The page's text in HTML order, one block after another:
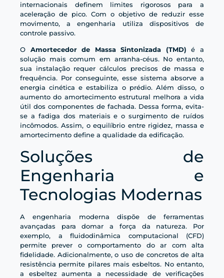
internacionais definem limites rigorosos para a
aceleração de pico. Com o objetivo de reduzir esse
movimento, a engenharia utiliza dispositivos de
controle passivo.
O Amortecedor de Massa Sintonizada (TMD) é a
solução mais comum em arranha-céus. No entanto,
sua instalação requer cálculos precisos de massa e
frequência. Por conseguinte, esse sistema absorve a
energia cinética e estabiliza o prédio. Além disso, o
aumento do amortecimento estrutural melhora a vida
útil dos componentes de fachada. Dessa forma, evita-
se a fadiga dos materiais e o surgimento de ruídos
incômodos. Assim, o equilíbrio entre rigidez, massa e
amortecimento define a qualidade da edificação.
Soluções de
Engenharia e
Tecnologias Modernas
A engenharia moderna dispõe de ferramentas
avançadas para domar a força da natureza. Por
exemplo, a fluidodinâmica computacional (CFD)
permite prever o comportamento do ar com alta
fidelidade. Adicionalmente, o uso de concretos de alta
resistência permite pilares mais esbeltos. No entanto,
a esbeltez aumenta a necessidade de verificações